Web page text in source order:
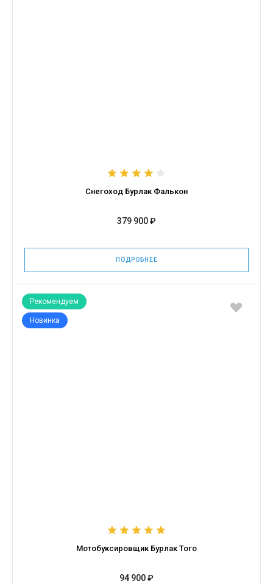
Снегоход Бурлак Фалькон
379 900 ₽
ПОДРОБНЕЕ
Рекомендуем
Новинка
Мотобуксировщик Бурлак Того
94 900 ₽